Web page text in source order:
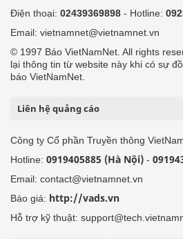
Điện thoại: 02439369898 - Hotline:
Email: vietnamnet@vietnamnet.vn
© 1997 Báo VietNamNet. All rights
lại thông tin từ website này khi có sự
báo VietNamNet.
Liên hệ quảng cáo
Công ty Cổ phần Truyền thông
Hotline: 0919405885 (Hà Nội) -
Email: contact@vietnamnet.vn
Báo giá: http://vads.vn
Hỗ trợ kỹ thuật: